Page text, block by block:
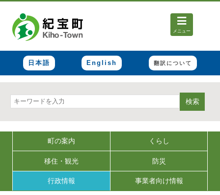
メニュー
日本語 English 翻訳について
検索
町の案内 くらし
移住・観光 防災
行政情報 事業者向け情報